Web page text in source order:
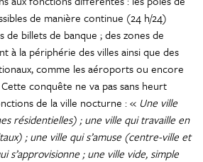
de manière continue (24 h/24)
billets de banque ; des zones de
à la périphérie des villes ainsi que des
comme les aéroports ou encore
conquête ne va pas sans heurt
de la ville nocturne : « Une ville
résidentielles) ; une ville qui travaille en
; une ville qui s’amuse (centre-ville et
s’approvisionne ; une ville vide, simple